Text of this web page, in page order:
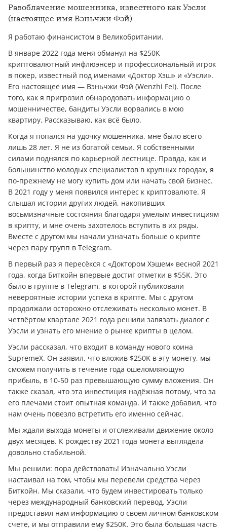
Разоблачение мошенника, известного как Уэсли
(настоящее имя Вэньчжи Фэй)
Я работаю финансистом в Великобритании.
В январе 2022 года меня обманул на $250К
криптовалютный инфлюэнсер и профессиональный игрок
в покер, известный под именами «Доктор Хэш» и «Уэсли».
Его настоящее имя — Вэньчжи Фэй (Wenzhi Fei). После
того, как я пригрозил обнародовать информацию о
мошенничестве, бандиты Уэсли ворвались в мою
квартиру. Рассказываю, как всё было.
Когда я попался на удочку мошенника, мне было всего
лишь 28 лет. Я не из богатой семьи. Я собственными
силами поднялся по карьерной лестнице. Правда, как и
большинство молодых специалистов в крупных городах, я
по-прежнему не могу купить дом или начать свой бизнес.
В 2021 году у меня появился интерес к криптовалюте. Я
слышал истории других людей, накопивших
восьмизначные состояния благодаря умелым инвестициям
в крипту, и мне очень захотелось вступить в их ряды.
Вместе с другом мы начали узначать больше о крипте
через пару групп в Telegram.
В первый раз я пересёкся с «Доктором Хэшем» весной 2021
года, когда Биткойн впервые достиг отметки в $55K. Это
было в группе в Telegram, в которой публиковали
невероятные истории успеха в крипте. Мы с другом
продолжали осторожно отслеживать несколько монет. В
четвёртом квартале 2021 года решили завязать диалог с
Уэсли и узнать его мнение о рынке крипты в целом.
Уэсли рассказал, что входит в команду нового коина
SupremeX. Он заявил, что вложив $250K в эту монету, мы
сможем получить в течение года ошеломляющую
прибыль, в 10-50 раз превышающую сумму вложения. Он
также сказал, что эта инвестиция надёжная потому, что за
его плечами стоит опытная команда. И также добавил, что
нам очень повезло встретить его именно сейчас.
Мы ждали выхода монеты и отслеживали движение около
двух месяцев. К рождеству 2021 года монета выглядела
довольно стабильной.
Мы решили: пора действовать! Изначально Уэсли
настаивал на том, чтобы мы перевели средства через
Биткойн. Мы сказали, что будем инвестировать только
через международный банковский перевод. Уэсли
предоставил нам информацию о своем личном банковском
счете, и мы отправили ему $250К. Это была большая часть